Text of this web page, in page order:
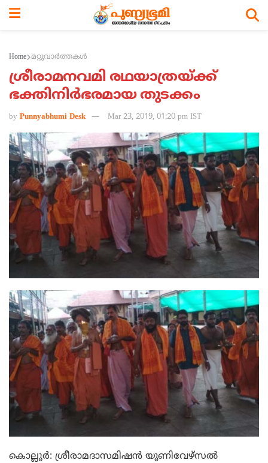
Home മറ്റുവാര്‍ത്തകള്‍
ശ്രീരാമനവമി രഥയാത്രയ്ക്ക്
ഭക്തിനിര്‍ഭരമായ തുടക്കം
by Punnyabhumi Desk Mar 23, 2019, 01:20 pm IST
കൊല്ലൂര്‍: ശ്രീരാമദാസമിഷന്‍ യൂണിവേഴ്സല്‍